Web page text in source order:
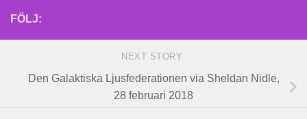
FÖLJ:
NEXT STORY
Den Galaktiska Ljusfederationen via Sheldan Nidle,
28 februari 2018